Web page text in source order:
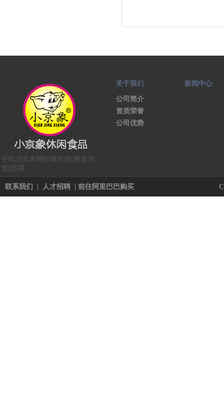
关于我们
公司简介
资质荣誉
公司优势
新闻中心
联系我们 人才招聘 前往阿里巴巴购买